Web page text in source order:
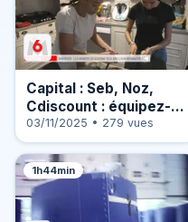
Capital : Seb, Noz,
Cdiscount : équipez-
vous dernier cri, à
petit prix !
03/11/2025 • 279 vues
1h44min